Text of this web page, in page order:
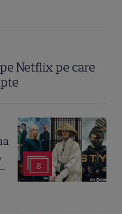
Netflix pe care
8